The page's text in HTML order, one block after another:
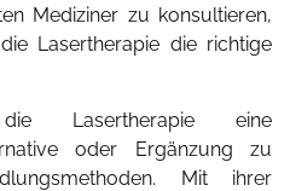
Mediziner zu konsultieren,
Lasertherapie die richtige
Lasertherapie eine
oder Ergänzung zu
Mit ihrer